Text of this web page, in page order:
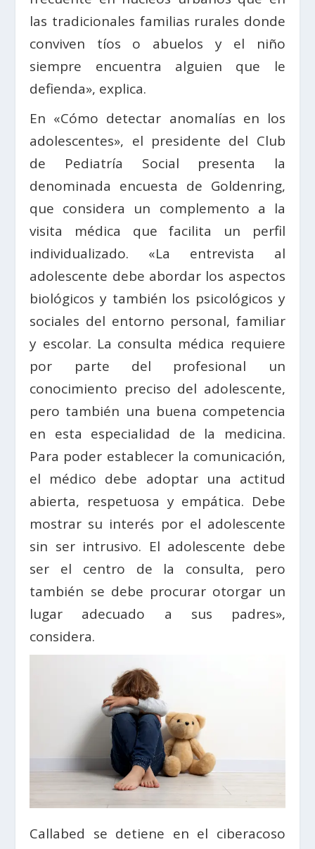
las tradicionales familias rurales donde
conviven tíos o abuelos y el niño
siempre encuentra alguien que le
defienda», explica.
En «Cómo detectar anomalías en los
adolescentes», el presidente del Club
de Pediatría Social presenta la
denominada encuesta de Goldenring,
que considera un complemento a la
visita médica que facilita un perfil
individualizado. «La entrevista al
adolescente debe abordar los aspectos
biológicos y también los psicológicos y
sociales del entorno personal, familiar
y escolar. La consulta médica requiere
por parte del profesional un
conocimiento preciso del adolescente,
pero también una buena competencia
en esta especialidad de la medicina.
Para poder establecer la comunicación,
el médico debe adoptar una actitud
abierta, respetuosa y empática. Debe
mostrar su interés por el adolescente
sin ser intrusivo. El adolescente debe
ser el centro de la consulta, pero
también se debe procurar otorgar un
lugar adecuado a sus padres»,
considera.
Callabed se detiene en el ciberacoso